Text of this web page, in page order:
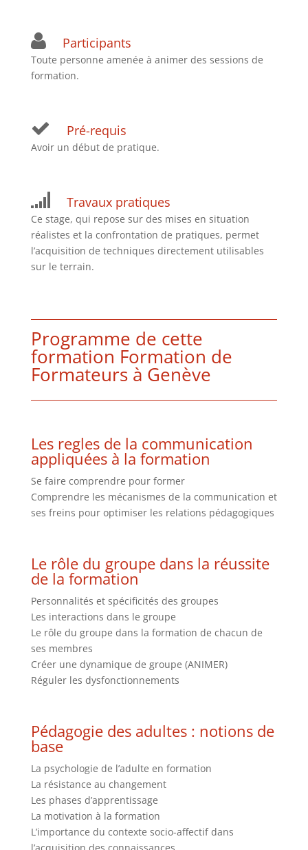
Participants
Toute personne amenée à animer des sessions de
formation.
Pré-requis
Avoir un début de pratique.
Travaux pratiques
Ce stage, qui repose sur des mises en situation
réalistes et la confrontation de pratiques, permet
l’acquisition de techniques directement utilisables
sur le terrain.
Programme de cette
formation Formation de
Formateurs à Genève
Les regles de la communication
appliquées à la formation
Se faire comprendre pour former
Comprendre les mécanismes de la communication et
ses freins pour optimiser les relations pédagogiques
Le rôle du groupe dans la réussite
de la formation
Personnalités et spécificités des groupes
Les interactions dans le groupe
Le rôle du groupe dans la formation de chacun de
ses membres
Créer une dynamique de groupe (ANIMER)
Réguler les dysfonctionnements
Pédagogie des adultes : notions de
base
La psychologie de l’adulte en formation
La résistance au changement
Les phases d’apprentissage
La motivation à la formation
L’importance du contexte socio-affectif dans